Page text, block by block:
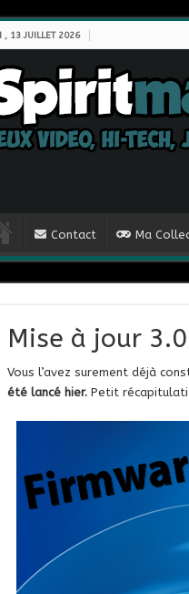
, 13 JUILLET 2026
Contact Ma
Mise à jour
Vous l’avez surement déjà
été lancé hier.Petit